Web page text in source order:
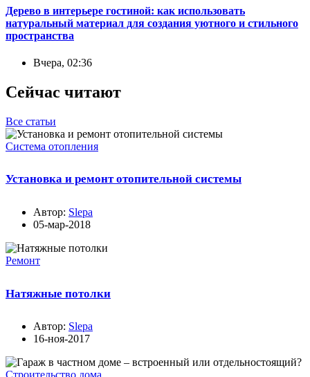
Дерево в интерьере гостиной: как использовать
натуральный материал для создания уютного и стильного
пространства
Вчера, 02:36
Сейчас читают
Все статьи
Система отопления
Установка и ремонт отопительной системы
Автор: Slepa
05-мар-2018
Ремонт
Натяжные потолки
Автор: Slepa
16-ноя-2017